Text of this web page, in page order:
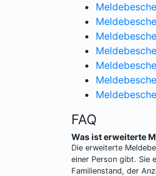
FAQ
Was ist erweiterte
Die erweiterte
einer Person gibt. Sie
Familienstand, der